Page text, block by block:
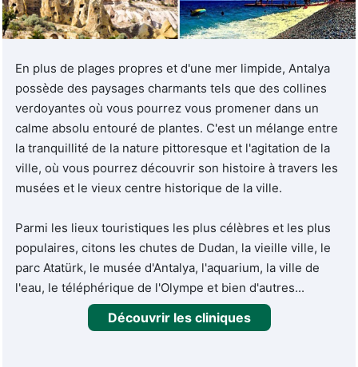
En plus de plages propres et d'une mer limpide, Antalya
possède des paysages charmants tels que des collines
verdoyantes où vous pourrez vous promener dans un
calme absolu entouré de plantes. C'est un mélange entre
la tranquillité de la nature pittoresque et l'agitation de la
ville, où vous pourrez découvrir son histoire à travers les
musées et le vieux centre historique de la ville.
Parmi les lieux touristiques les plus célèbres et les plus
populaires, citons les chutes de Dudan, la vieille ville, le
parc Atatürk, le musée d'Antalya, l'aquarium, la ville de
l'eau, le téléphérique de l'Olympe et bien d'autres...
Découvrir les cliniques